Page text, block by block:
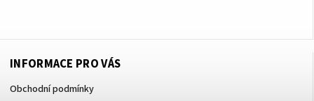
INFORMACE PRO VÁS
Obchodní podmínky